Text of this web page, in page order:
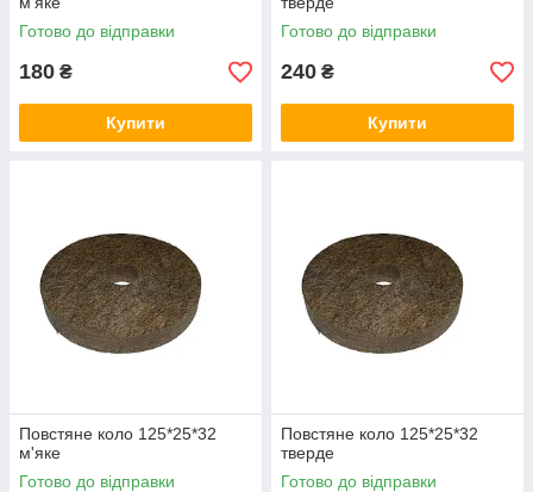
Готово до відправки
180 ₴
Купити
Готово до відправки
240 ₴
Купити
Повстяне коло 125*25*32
м'яке
Готово до відправки
Повстяне коло 125*25*32
тверде
Готово до відправки